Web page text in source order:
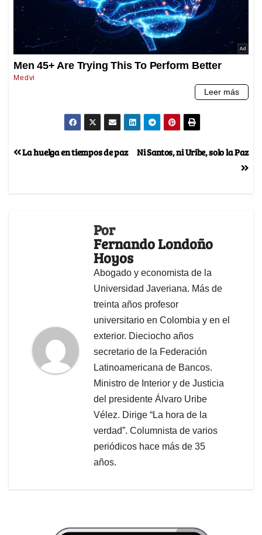
Ni Santos, ni Uribe, solo la Paz
La huelga en tiempos de paz
Por
Fernando Londoño
Hoyos
Abogado y economista de la
Universidad Javeriana. Más de
treinta años profesor
universitario en Colombia y en el
exterior. Dieciocho años
secretario de la Federación
Latinoamericana de Bancos.
Ministro de Interior y de Justicia
del presidente Álvaro Uribe
Vélez. Dirige “La hora de la
verdad”. Columnista de varios
periódicos hace más de 35
años.